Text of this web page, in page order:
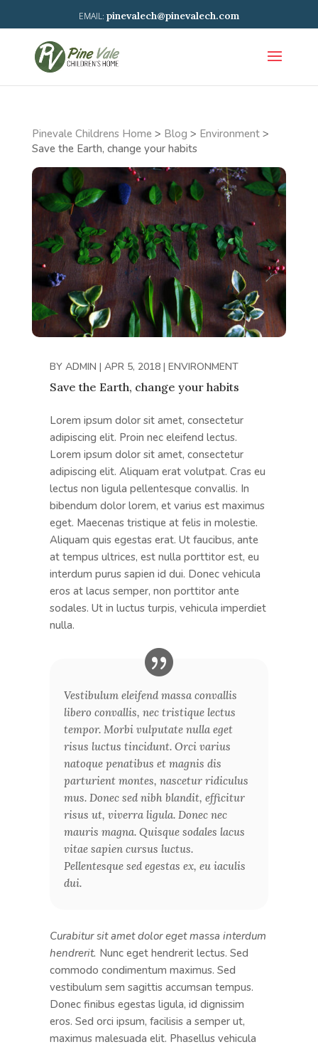
pinevalech@pinevalech.com
Pinevale Childrens Home> Blog > Environment>
Save the Earth, change your habits
BY ADMIN | APR 5, 2018| ENVIRONMENT
Save the Earth, change your habits
Lorem ipsum dolor sit amet, consectetur
adipiscing elit. Proin nec eleifend lectus.
Lorem ipsum dolor sit amet, consectetur
adipiscing elit. Aliquam erat volutpat. Cras eu
lectus non ligula pellentesque convallis. In
bibendum dolor lorem, et varius est maximus
eget. Maecenas tristique at felis in molestie.
Aliquam quis egestas erat. Ut faucibus, ante
at tempus ultrices, est nulla porttitor est, eu
interdum purus sapien id dui. Donec vehicula
eros at lacus semper, non porttitor ante
sodales. Ut in luctus turpis, vehicula imperdiet
nulla.
Vestibulum eleifend massa convallis
libero convallis, nec tristique lectus
tempor. Morbi vulputate nulla eget
risus luctus tincidunt. Orci varius
natoque penatibus et magnis dis
parturient montes, nascetur ridiculus
mus. Donec sed nibh blandit, efficitur
risus ut, viverra ligula. Donec nec
mauris magna. Quisque sodales lacus
vitae sapien cursus luctus.
Pellentesque sed egestas ex, eu iaculis
dui.
Curabitur sit amet dolor eget massa interdum
hendrerit. Nunc eget hendrerit lectus. Sed
commodo condimentum maximus. Sed
vestibulum sem sagittis accumsan tempus.
Donec finibus egestas ligula, id dignissim
eros. Sed orci ipsum, facilisis a semper ut,
maximus malesuada elit. Phasellus vehicula